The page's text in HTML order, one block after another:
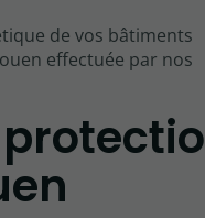
de vos bâtiments
effectuée par nos